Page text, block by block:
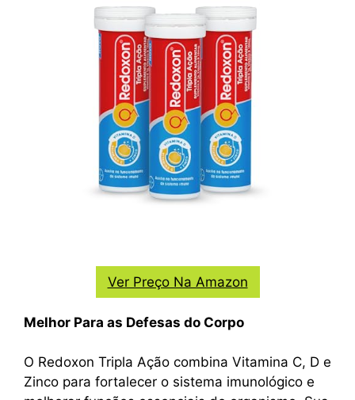
Ver Preço Na Amazon
Melhor Para as Defesas do Corpo
O Redoxon Tripla Ação combina Vitamina C, D e
Zinco para fortalecer o sistema imunológico e